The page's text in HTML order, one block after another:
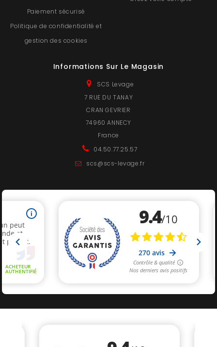
Paiement sécurisé
Politique de confidentialité et
gestion des cookies
Informations Sur Le Magasin
SCS Levage
7 RUE DU TANAY
CRAN GEVRIER
74960 ANNECY
France
04.50.77.25.57
scs@scs-levage.fr